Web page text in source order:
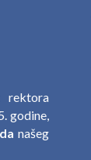
rektora
godine,
našeg